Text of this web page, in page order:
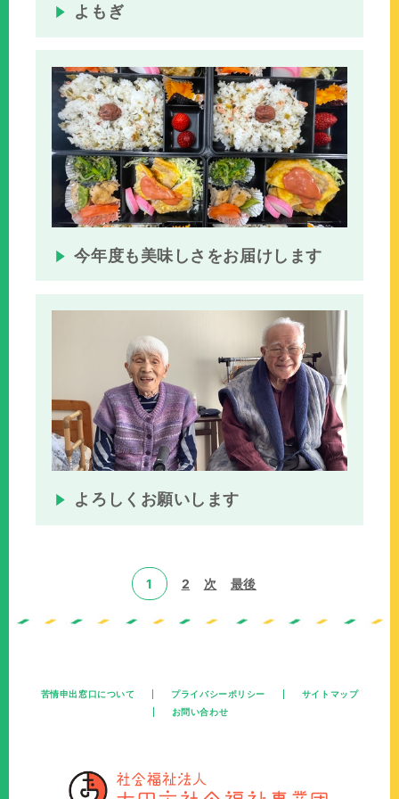
よもぎ
今年度も美味しさをお届けします
よろしくお願いします
1 2 次 最後
苦情申出窓口について プライバシーポリシー
サイトマップ
お問い合わせ